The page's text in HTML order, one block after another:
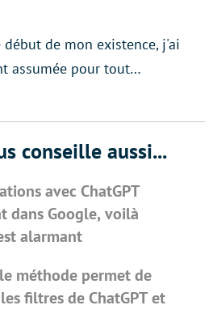
début de mon existence, j'ai
assumée pour tout…
conseille aussi...
avec ChatGPT
dans Google, voilà
alarmant
méthode permet de
filtres de ChatGPT et